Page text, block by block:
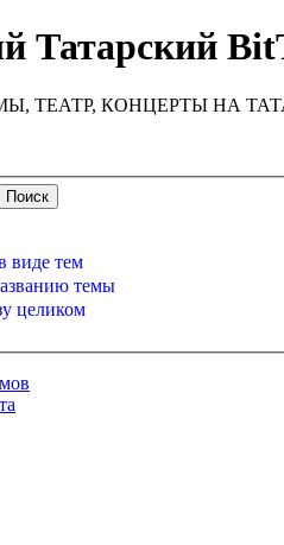
Татарский
ТЕАТР, КОНЦЕРТЫ НА
виде тем
темы
целиком